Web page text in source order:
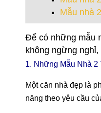
Mẫu nhà
Để có những mẫu
không ngừng
1. Những Mẫu Nhà
Một căn nhà đẹp là
năng theo yêu cầu